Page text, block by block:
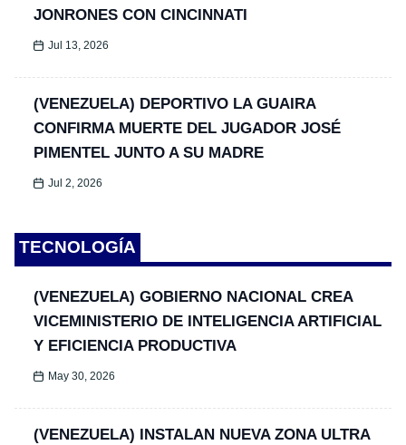
JONRONES CON CINCINNATI
Jul 13, 2026
(VENEZUELA) DEPORTIVO LA GUAIRA
CONFIRMA MUERTE DEL JUGADOR JOSÉ
PIMENTEL JUNTO A SU MADRE
Jul 2, 2026
TECNOLOGÍA
(VENEZUELA) GOBIERNO NACIONAL CREA
VICEMINISTERIO DE INTELIGENCIA ARTIFICIAL
Y EFICIENCIA PRODUCTIVA
May 30, 2026
(VENEZUELA) INSTALAN NUEVA ZONA ULTRA